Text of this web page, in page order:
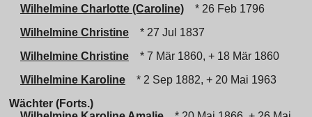
Wilhelmine Charlotte (Caroline)
* 26 Feb 1796
Wilhelmine Christine
* 27 Jul 1837
Wilhelmine Christine
* 7 Mär 1860, + 18 Mär 1860
Wilhelmine Karoline
* 2 Sep 1882, + 20 Mai 1963
Wächter (Forts.)